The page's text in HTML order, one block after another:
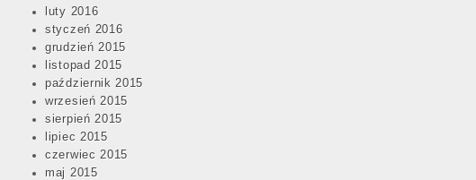
luty 2016
styczeń 2016
grudzień 2015
listopad 2015
październik 2015
wrzesień 2015
sierpień 2015
lipiec 2015
czerwiec 2015
maj 2015